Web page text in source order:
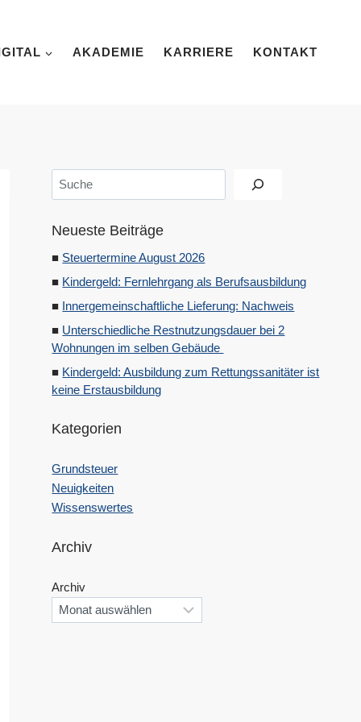
AKADEMIE KARRIERE KONTAKT
Suchen
Neueste Beiträge
Steuertermine August 2026
Kindergeld: Fernlehrgang als Berufsausbildung
Innergemeinschaftliche Lieferung: Nachweis
Unterschiedliche Restnutzungsdauer bei 2
Wohnungen im selben Gebäude
Kindergeld: Ausbildung zum Rettungssanitäter ist
keine Erstausbildung
Kategorien
Grundsteuer
Neuigkeiten
Wissenswertes
Archiv
Archiv